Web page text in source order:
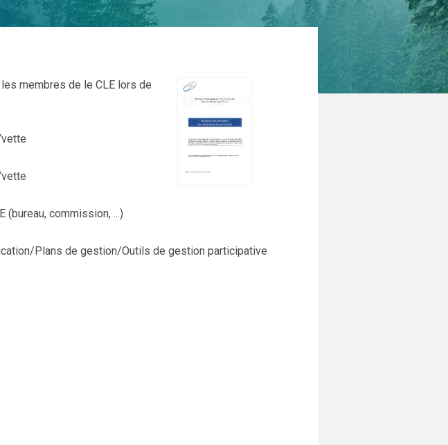
membres de le CLE lors de
(bureau, commission, ...)
Plans de gestion/Outils de gestion participative